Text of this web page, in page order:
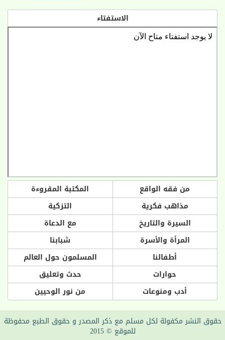
الاستفتاء
من فقه الواقع
المكتبة المقروءة
مذاهب فكرية
التزكية
السيرة والتاريخ
مع الدعاة
المرأة والأسرة
شبابنا
أطفالنا
المسلمون حول العالم
حوارات
حدث وتعليق
أدب ومنوعات
من نور الوحيين
حقوق النشر مكفولة لكل مسلم مع ذكر المصدر و حقوق الطبع محفوظة
للموقع © 2015